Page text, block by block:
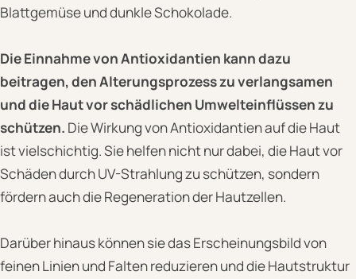
Blattgemüse und dunkle Schokolade.
Die Einnahme von Antioxidantien kann dazu
beitragen, den Alterungsprozess zu verlangsamen
und die Haut vor schädlichen Umwelteinflüssen zu
schützen. Die Wirkung von Antioxidantien auf die Haut
ist vielschichtig. Sie helfen nicht nur dabei, die Haut vor
Schäden durch UV-Strahlung zu schützen, sondern
fördern auch die Regeneration der Hautzellen.
Darüber hinaus können sie das Erscheinungsbild von
feinen Linien und Falten reduzieren und die Hautstruktur